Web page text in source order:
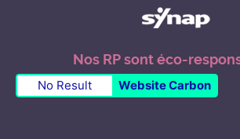
Nos RP sont éco-
No Result Website Carbon